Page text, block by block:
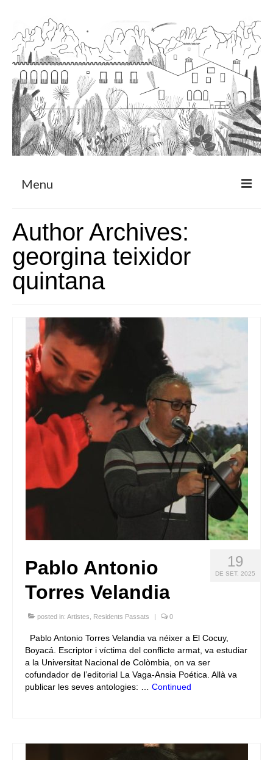
Menu
Programa de Residència
CRUCERO
Queda’t amb nosaltres
Arxiu
Contacte
Idioma:
Author Archives:
georgina teixidor
quintana
19
DE SET. 2025
Pablo Antonio
Torres Velandia
posted in: Artistes Residents Passats | 0
Pablo Antonio Torres Velandia va néixer a El Cocuy,
Boyacá. Escriptor i víctima del conflicte armat, va estudiar
a la Universitat Nacional de Colòmbia, on va ser
cofundador de l’editorial La Vaga-Ansia Poética. Allà va
publicar les seves antologies: … Continued